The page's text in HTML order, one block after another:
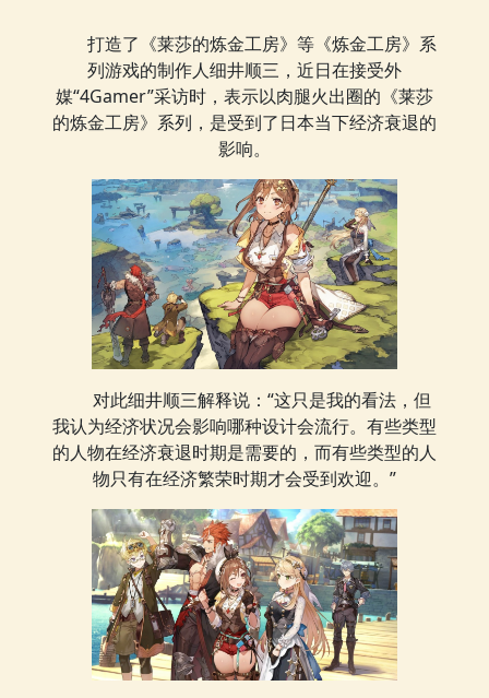
打造了《莱莎的炼金工房》等《炼金工房》系
列游戏的制作人细井顺三，近日在接受外
媒“4Gamer”采访时，表示以肉腿火出圈的《莱莎
的炼金工房》系列，是受到了日本当下经济衰退的
影响。
对此细井顺三解释说：“这只是我的看法，但
我认为经济状况会影响哪种设计会流行。有些类型
的人物在经济衰退时期是需要的，而有些类型的人
物只有在经济繁荣时期才会受到欢迎。”